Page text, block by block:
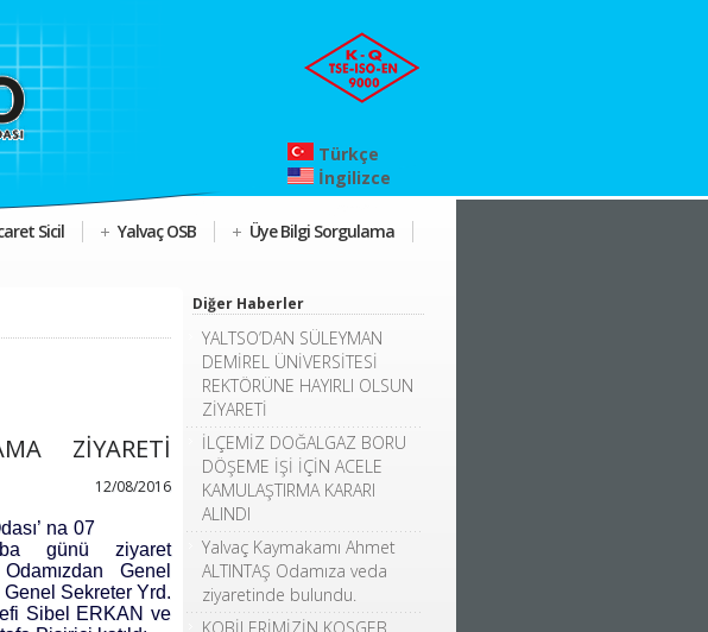
Türkçe
İngilizce
Sicil Yalvaç OSB
Üye Bilgi Sorgulama
ZİYARETİ
12/08/2016
na 07
günü ziyaret
Genel
Sekreter Yrd.
Sibel ERKAN ve
Diğer Haberler
YALTSO’DAN SÜLEYMAN
DEMİREL ÜNİVERSİTESİ
REKTÖRÜNE HAYIRLI OLSUN
ZİYARETİ
İLÇEMİZ DOĞALGAZ BORU
DÖŞEME İŞİ İÇİN ACELE
KAMULAŞTIRMA KARARI
ALINDI
Yalvaç Kaymakamı Ahmet
ALTINTAŞ Odamıza veda
ziyaretinde bulundu.